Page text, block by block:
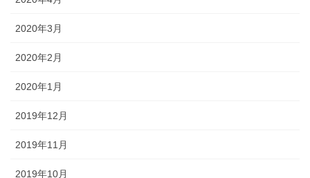
2020年3月
2020年2月
2020年1月
2019年12月
2019年11月
2019年10月